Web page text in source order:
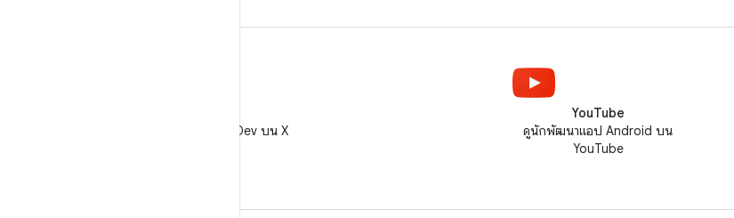
ติดตาม @AndroidDev บน X
YouTube
ดูนักพัฒนาแอป Android บน
YouTube